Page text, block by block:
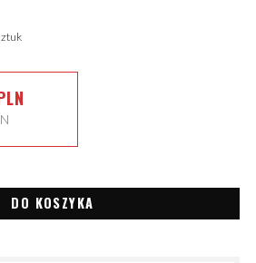
DO KOSZYKA